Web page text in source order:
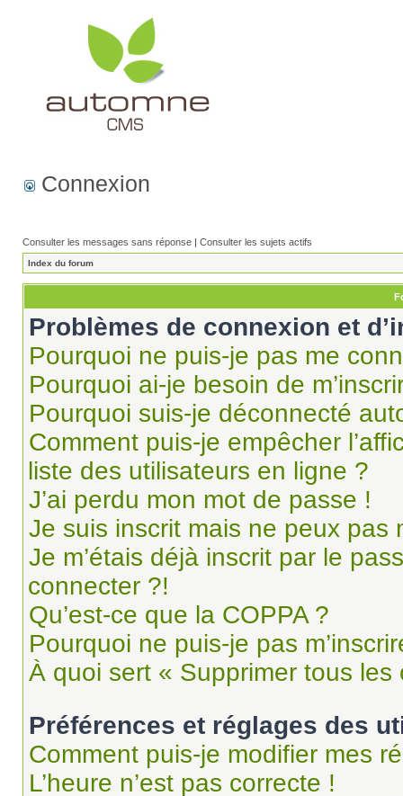
Connexion
Consulter les messages sans réponse | Consulter les sujets actifs
Index du forum
Problèmes de connexion et
Pourquoi ne puis-je pas me
Pourquoi ai-je besoin de
Pourquoi suis-je déconnecté
Comment puis-je empêcher
liste des utilisateurs en ligne ?
J’ai perdu mon mot de passe !
Je suis inscrit mais ne peux pas
Je m’étais déjà inscrit par le
connecter ?!
Qu’est-ce que la COPPA ?
Pourquoi ne puis-je pas
À quoi sert « Supprimer tous
Préférences et réglages des
Comment puis-je modifier mes
L’heure n’est pas correcte !